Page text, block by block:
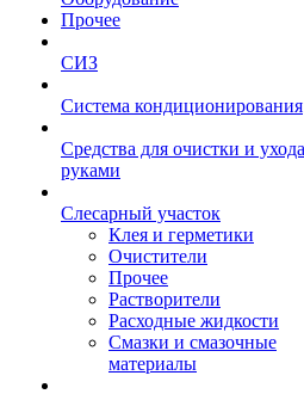
Прочее
СИЗ
Система кондиционирования
Средства для очистки и
руками
Слесарный участок
Клея и герметики
Очистители
Прочее
Растворители
Расходные жидкости
Смазки и смазочные
материалы